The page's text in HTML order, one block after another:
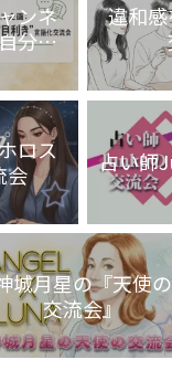
ンネ
分を
き”言
』
違和
ロス
会
占い師
城月星の『天使の
交流会』